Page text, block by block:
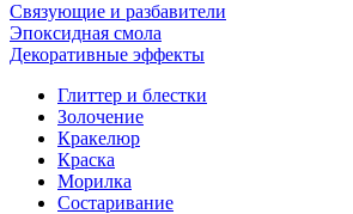
Связующие и разбавители
Эпоксидная смола
Декоративные эффекты
Глиттер и блестки
Золочение
Кракелюр
Краска
Морилка
Состаривание